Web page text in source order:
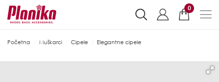
0
Početna Muškarci Cipele Elegantne cipele